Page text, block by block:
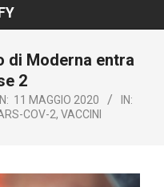
di Moderna entra
2
11 MAGGIO 2020
IN:
COV-2, VACCINI